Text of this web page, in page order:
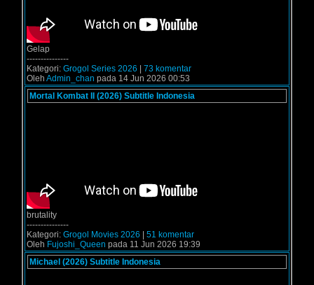
Gelap
---------------
Kategori: Grogol Series 2026
73 komentar
Oleh Admin_chan pada 14 Jun 2026 00:53
Mortal Kombat II (2026) Subtitle Indonesia
brutality
---------------
Kategori: Grogol Movies 2026
51 komentar
Oleh Fujoshi_Queen pada 11 Jun 2026 19:39
Michael (2026) Subtitle Indonesia